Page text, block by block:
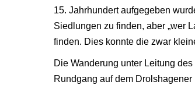
15. Jahrhundert aufgegeben
Siedlungen zu finden, aber „wer
finden. Dies konnte die zwar
Die Wanderung unter Leitung
Rundgang auf dem